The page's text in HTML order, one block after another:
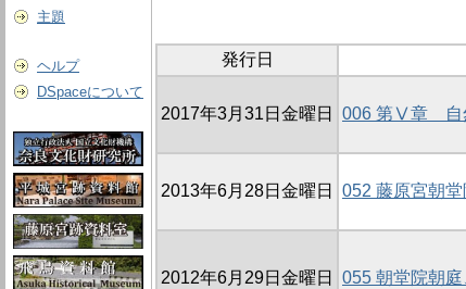
主題
ヘルプ
DSpaceについて
発行日
2017年3月31日金曜日 006 第Ⅴ章 自
2013年6月28日金曜日 052 藤原宮朝
2012年6月29日金曜日 055 朝堂院朝